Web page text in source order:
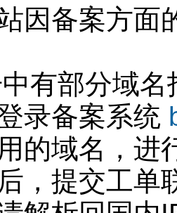
因备案方面
有部分域
录备案系统
的域名，进
，提交工单